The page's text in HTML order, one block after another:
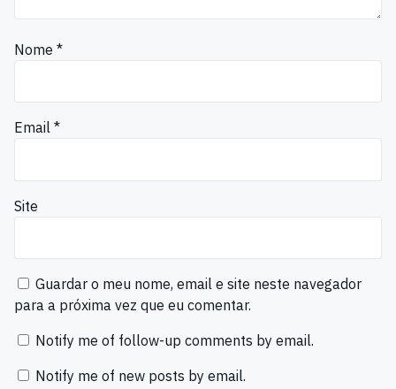
Nome *
Email *
Site
Guardar o meu nome, email e site neste navegador
para a próxima vez que eu comentar.
Notify me of follow-up comments by email.
Notify me of new posts by email.